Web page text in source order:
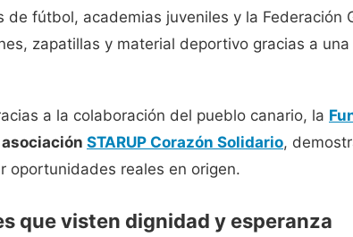
fútbol, academias juveniles y la Federación
zapatillas y material deportivo gracias a
a la colaboración del pueblo canario, la
STARUP Corazón Solidario,
oportunidades reales en origen.
que visten dignidad y esperanza